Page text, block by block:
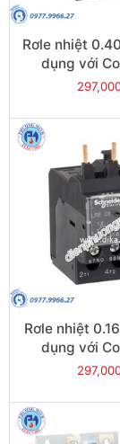
Rơle nhiệt
dụng với
LC1E06-
Rơle nhiệt
dụng với
LC1E06-